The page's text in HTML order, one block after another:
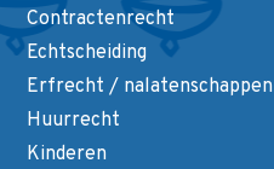
Contractenrecht
Echtscheiding
Erfrecht / nalatenschappen
Huurrecht
Kinderen